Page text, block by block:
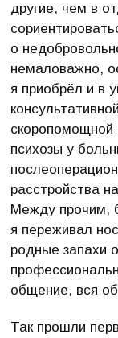
другие, чем в
о
немаловажно,
я приобрёл и в
скоропомощной
психозы у
расстройства
Между прочим,
я переживал
родные запахи
общение, вся
Так прошли